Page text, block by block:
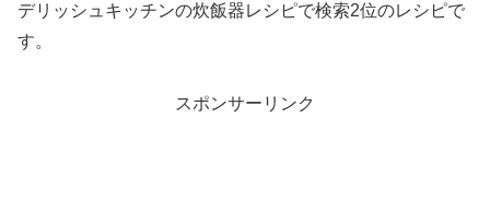
デリッシュキッチンの炊飯器レシピで検索2位のレシピで
す。
スポンサーリンク